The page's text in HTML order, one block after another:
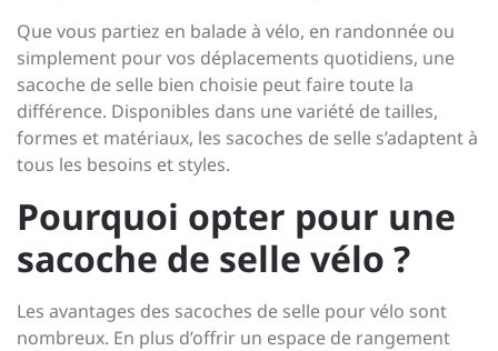
Que vous partiez en balade à vélo, en randonnée ou
simplement pour vos déplacements quotidiens, une
sacoche de selle bien choisie peut faire toute la
différence. Disponibles dans une variété de tailles,
formes et matériaux, les sacoches de selle s’adaptent à
tous les besoins et styles.
Pourquoi opter pour une
sacoche de selle vélo ?
Les avantages des sacoches de selle pour vélo sont
nombreux. En plus d’offrir un espace de rangement